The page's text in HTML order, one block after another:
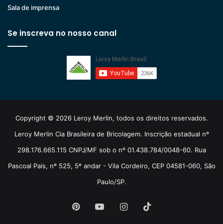
Sala de imprensa
Se inscreva no nosso canal
Copyright © 2026 Leroy Merlin, todos os direitos reservados.
Leroy Merlin Cia Brasileira de Bricolagem. Inscrição estadual nº
298.176.665.115 CNPJ/MF sob o nº 01.438.784/0048-60. Rua
Pascoal Pais, nº 525, 5º andar - Vila Cordeiro, CEP 04581-060, São
Paulo/SP.
PinterestYouTubeInstagram